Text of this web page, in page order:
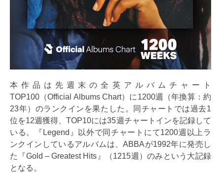
本作品は先週末の全英アルバムチャート
TOP100（Official Albums Chart）に1200週（年換算：約
23年）のランクインを果たした。同チャートでは過去1
位を12週獲得、TOP10には35週チャートインを記録して
いる。『Legend』以外で同チャートにて1200週以上ラ
ンクインしているアルバムは、ABBAが1992年に発売し
た『Gold – Greatest Hits』（1215週）のみという大記録
となる。